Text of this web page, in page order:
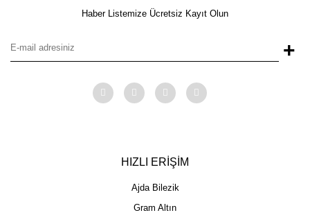
Haber Listemize Ücretsiz Kayıt Olun
+
HIZLI ERİŞİM
Ajda Bilezik
Gram Altın